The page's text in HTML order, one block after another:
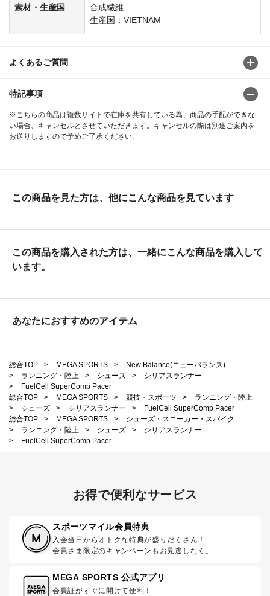
素材・生産国
合成繊維
生産国：VIETNAM
よくあるご質問
特記事項
※こちらの商品は複数サイトで在庫を共有している為、商品の手配ができな
い場合、キャンセルとさせていただきます。キャンセルの際は別途ご案内を
お送りしますので予めご了承ください。
この商品を見た方は、他にこんな商品を見ています
この商品を購入された方は、一緒にこんな商品を購入して
います。
あなたにおすすめのアイテム
総合TOP > MEGA SPORTS >
New Balance(ニューバランス)
>
ランニング・陸上 > シューズ >
シリアスランナー
>
FuelCell SuperComp Pacer
総合TOP
> MEGA SPORTS > 競技・スポーツ >
ランニング・陸上
>
シューズ > シリアスランナー >
FuelCell SuperComp Pacer
総合TOP
> MEGA SPORTS >
シューズ・スニーカー・スパイク
>
ランニング・陸上 > シューズ >
シリアスランナー
>
FuelCell SuperComp Pacer
お得で便利なサービス
スポーツマイル会員特典
入会当日からオトクな特典が盛りだくさん！
会員さま限定のキャンペーンもお見逃しなく。
MEGA SPORTS 公式アプリ
会員証がすぐに開けて便利！